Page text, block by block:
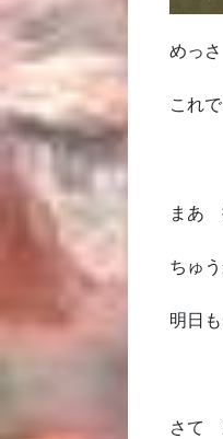
めっ
これ
まあ
ちゅ
明日
さて